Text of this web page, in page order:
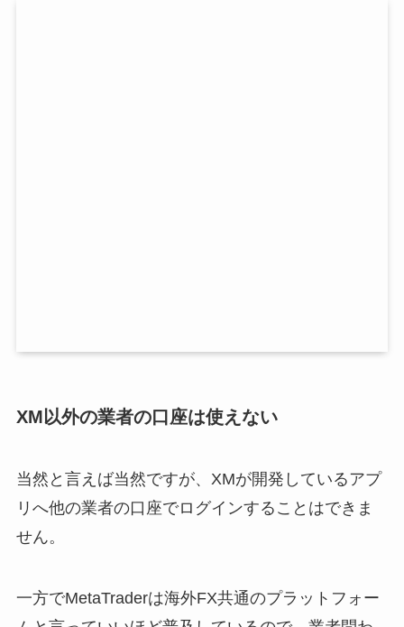
XM以外の業者の口座は使えない
当然と言えば当然ですが、XMが開発しているアプ
リへ他の業者の口座でログインすることはできま
せん。
一方でMetaTraderは海外FX共通のプラットフォー